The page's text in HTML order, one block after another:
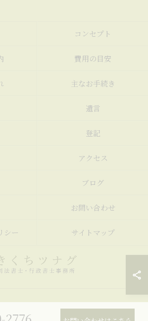
コンセプト
費用の目安
主なお手続き
遺言
登記
アクセス
ブログ
お問い合わせ
シー サイトマップ
法書士ならきくちツナグ司法書士・行政書士事務
ALL RIGHTS RESERVED.